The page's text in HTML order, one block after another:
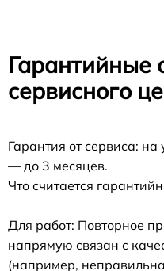
Гарантийные
сервисного
Гарантия от сервиса:
— до 3 месяцев.
Что считается
Для работ: Повторное
напрямую связан с
(например,